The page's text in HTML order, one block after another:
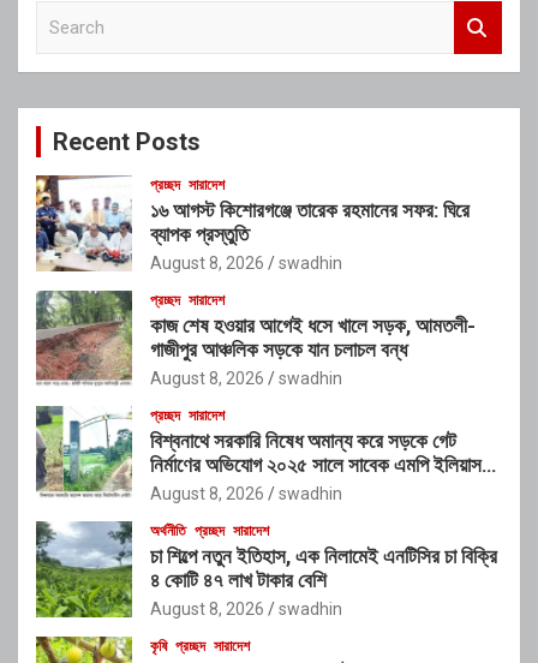
c
Recent Posts
প্রচ্ছদ সারাদেশ
১৬ আগস্ট কিশোরগঞ্জে তারেক রহমানের সফর: ঘিরে
ব্যাপক প্রস্তুতি
August 8, 2026 swadhin
প্রচ্ছদ সারাদেশ
কাজ শেষ হওয়ার আগেই ধসে খালে সড়ক, আমতলী-
গাজীপুর আঞ্চলিক সড়কে যান চলাচল বন্ধ
August 8, 2026 swadhin
প্রচ্ছদ সারাদেশ
বিশ্বনাথে সরকারি নিষেধ অমান্য করে সড়কে গেট
নির্মাণের অভিযোগ ২০২৫ সালে সাবেক এমপি ইলিয়াস
আলীর নামে নামফলক স্থাপনের অভিযোগ
August 8, 2026 swadhin
অর্থনীতি প্রচ্ছদ সারাদেশ
চা শিল্পে নতুন ইতিহাস, এক নিলামেই এনটিসির চা বিক্রি
৪ কোটি ৪৭ লাখ টাকার বেশি
August 8, 2026 swadhin
কৃষি প্রচ্ছদ সারাদেশ